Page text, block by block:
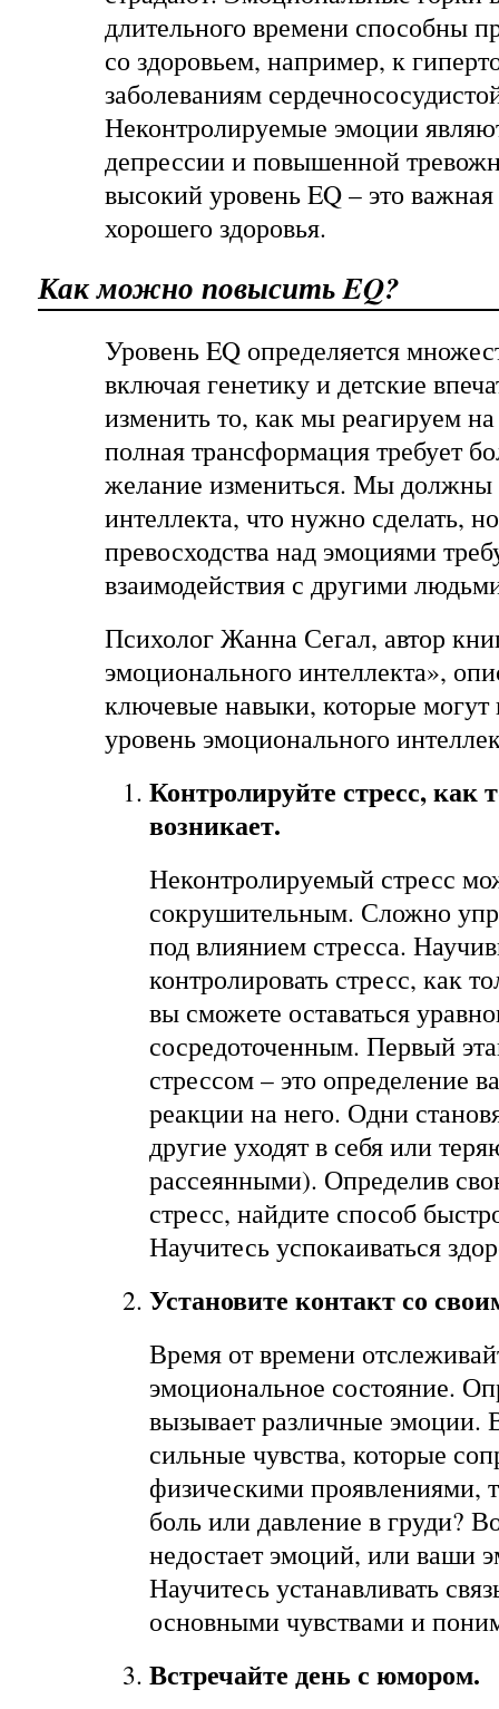
длительного времени способны
со здоровьем, например, к
заболеваниям
Неконтролируемые эмоции
депрессии и повышенной
высокий уровень EQ – это
хорошего здоровья.
Как можно повысить EQ?
Уровень EQ определяется
включая генетику и детские
изменить то, как мы реагируем
полная трансформация требует
желание измениться. Мы должны
интеллекта, что нужно сделать,
превосходства над эмоциями
взаимодействия с другими
Психолог Жанна Сегал, автор
эмоционального интеллекта»,
ключевые навыки, которые могут
уровень эмоционального
Контролируйте стресс, как
возникает.
Неконтролируемый стресс
сокрушительным. Сложно
под влиянием стресса.
контролировать стресс, как
вы сможете оставаться
сосредоточенным. Первый
стрессом – это определение
реакции на него. Одни
другие уходят в себя или
рассеянными). Определив
стресс, найдите способ
Научитесь успокаиваться
Установите контакт со
Время от времени
эмоциональное состояние.
вызывает различные эмоции.
сильные чувства, которые
физическими проявлениями,
боль или давление в груди?
недостает эмоций, или ваши
Научитесь устанавливать
основными чувствами и
Встречайте день с юмором.